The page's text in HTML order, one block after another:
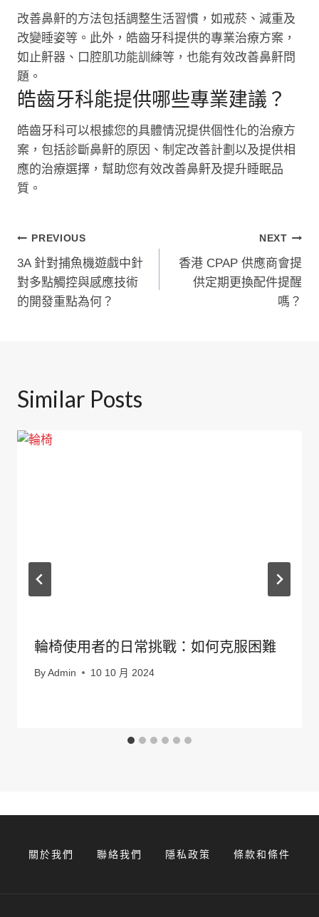
改善鼻鼾的方法包括調整生活習慣，如戒菸、減重及
改變睡姿等。此外，皓齒牙科提供的專業治療方案，
如止鼾器、口腔肌功能訓練等，也能有效改善鼻鼾問
題。
皓齒牙科能提供哪些專業建議？
皓齒牙科可以根據您的具體情況提供個性化的治療方
案，包括診斷鼻鼾的原因、制定改善計劃以及提供相
應的治療選擇，幫助您有效改善鼻鼾及提升睡眠品
質。
文
章
導
PREVIOUS
3A 針對捕魚機遊戲中針
對多點觸控與感應技術
的開發重點為何？
NEXT
香港 CPAP 供應商會提
供定期更換配件提醒
嗎？
Similar Posts
輪椅使用者的日常挑戰：如何克服困難
By Admin 10 10 月 2024
關於我們 聯絡我們 隱私政策 條款和條件